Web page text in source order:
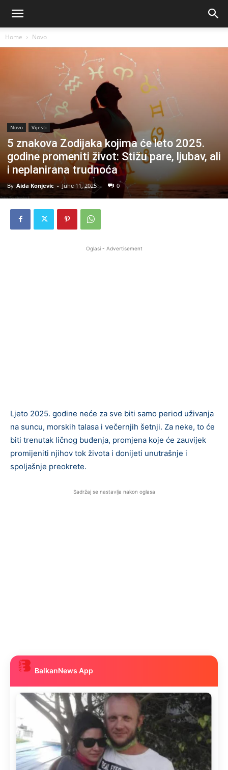
Home Novo
Novo Vijesti
5 znakova Zodijaka kojima će leto 2025.
godine promeniti život: Stižu pare, ljubav, ali
i neplanirana trudnoća
By Aida Konjevic - June 11, 2025 0
Oglasi - Advertisement
Ljeto 2025. godine neće za sve biti samo period uživanja
na suncu, morskih talasa i večernjih šetnji. Za neke, to će
biti trenutak ličnog buđenja, promjena koje će zauvijek
promijeniti njihov tok života i donijeti unutrašnje i
spoljašnje preokrete.
Sadržaj se nastavlja nakon oglasa
BalkanNews App